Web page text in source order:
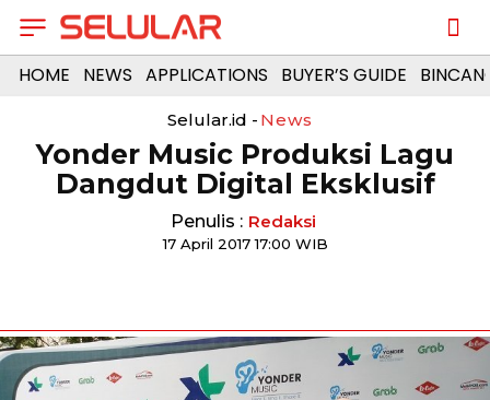
HOME NEWS APPLICATIONS BUYER’S GUIDE
Selular.id - News
Yonder Music Produksi Lagu
Dangdut Digital Eksklusif
Penulis : Redaksi
17 April 2017 17:00 WIB